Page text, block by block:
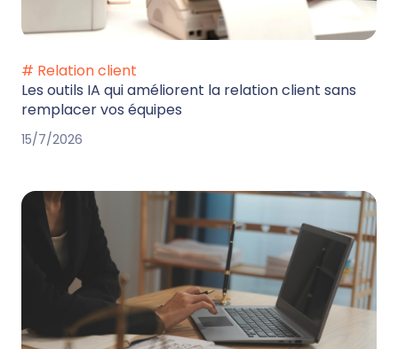
# Relation client
Les outils IA qui améliorent la relation client sans
remplacer vos équipes
15/7/2026